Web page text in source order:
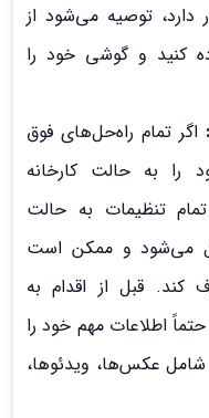
دارد، توصیه می‌شود از
کنید و گوشی خود را
اگر تمام راه‌حل‌های فوق
را به حالت کارخانه
تمام تنظیمات به حالت
می‌شود و ممکن است
قبل از اقدام به
اطلاعات مهم خود را
شامل عکس‌ها، ویدئوها،